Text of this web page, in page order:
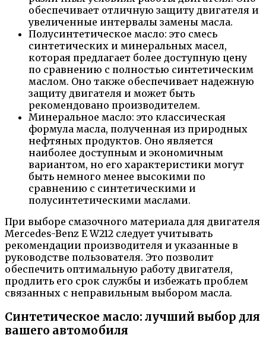
обеспечивает отличную защиту двигателя и
увеличенные интервалы замены масла.
Полусинтетическое масло: это смесь
синтетических и минеральных масел,
которая предлагает более доступную цену
по сравнению с полностью синтетическим
маслом. Оно также обеспечивает надежную
защиту двигателя и может быть
рекомендовано производителем.
Минеральное масло: это классическая
формула масла, полученная из природных
нефтяных продуктов. Оно является
наиболее доступным и экономичным
вариантом, но его характеристики могут
быть немного менее высокими по
сравнению с синтетическими и
полусинтетическими маслами.
При выборе смазочного материала для двигателя
Mercedes-Benz E W212 следует учитывать
рекомендации производителя и указанные в
руководстве пользователя. Это позволит
обеспечить оптимальную работу двигателя,
продлить его срок службы и избежать проблем
связанных с неправильным выбором масла.
Синтетическое масло: лучший выбор для
вашего автомобиля